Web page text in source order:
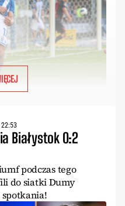
Białystok 0:2
podczas tego
do siatki Dumy
spotkania!